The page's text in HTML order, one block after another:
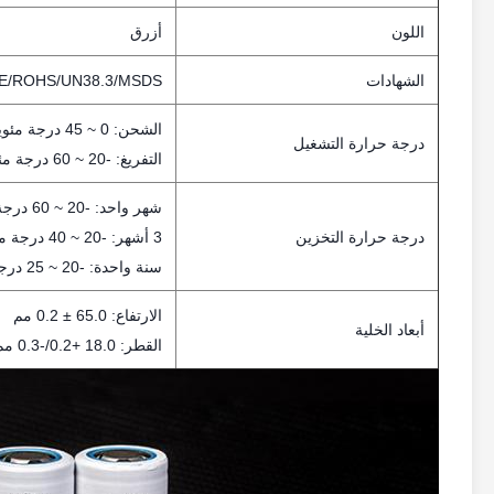
اللون أزرق
الشهادات ROHS/UN38.3/MSDS
درجة حرارة التشغيل
الشحن: 0 ~ 45 درجة مئوية
التفريغ: -20 ~ 60 درجة مئوية
درجة حرارة التخزين
شهر واحد: -20 ~ 60 درجة مئوية
3 أشهر: -20 ~ 40 درجة مئوية
سنة واحدة: -20 ~ 25 درجة مئوية
أبعاد الخلية
الارتفاع: 65.0 ± 0.2 مم
القطر: 18.0 +0.2/-0.3 مم